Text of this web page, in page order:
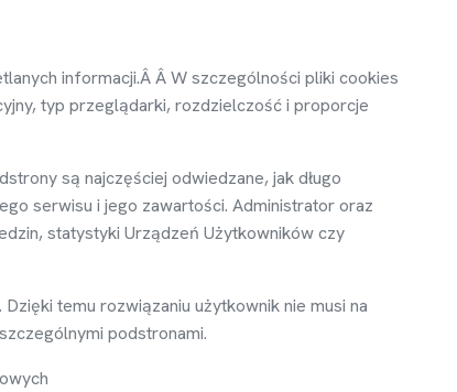
informacji.Â Â W szczególności pliki cookies
typ przeglądarki, rozdzielczośći proporcje
są najczęściej odwiedzane, jak długo
serwisu i jego zawartości. Administrator oraz
statystyki Urządzeń Użytkowników czy
Dzięki temu rozwiązaniu użytkownik nie musi na
podstronami.